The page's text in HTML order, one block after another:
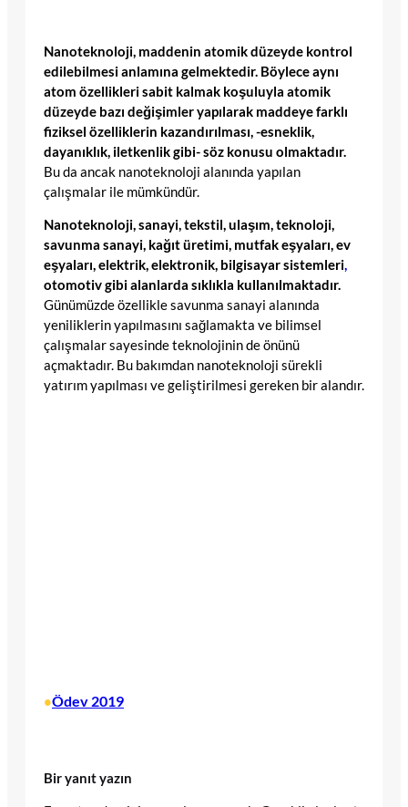
Nanoteknoloji, maddenin atomik düzeyde kontrol
edilebilmesi anlamına gelmektedir. Böylece aynı
atom özellikleri sabit kalmak koşuluyla atomik
düzeyde bazı değişimler yapılarak maddeye farklı
fiziksel özelliklerin kazandırılması, -esneklik,
dayanıklık, iletkenlik gibi- söz konusu olmaktadır.
Bu da ancak nanoteknoloji alanında yapılan
çalışmalar ile mümkündür.
Nanoteknoloji, sanayi, tekstil, ulaşım, teknoloji,
savunma sanayi, kağıt üretimi, mutfak eşyaları, ev
eşyaları, elektrik, elektronik, bilgisayar sistemleri,
otomotiv gibi alanlarda sıklıkla kullanılmaktadır.
Günümüzde özellikle savunma sanayi alanında
yeniliklerin yapılmasını sağlamakta ve bilimsel
çalışmalar sayesinde teknolojinin de önünü
açmaktadır. Bu bakımdan nanoteknoloji sürekli
yatırım yapılması ve geliştirilmesi gereken bir alandır.
•Ödev 2019
Bir yanıt yazın